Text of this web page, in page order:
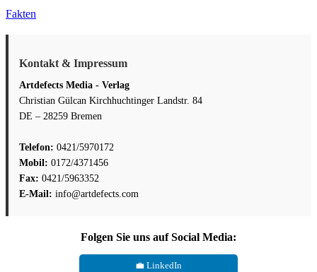
Fakten
Kontakt & Impressum
Artdefects Media - Verlag
Christian Gülcan Kirchhuchtinger Landstr. 84
DE – 28259 Bremen
Telefon: 0421/5970172
Mobil: 0172/4371456
Fax: 0421/5963352
E-Mail: info@artdefects.com
Folgen Sie uns auf Social Media:
💼 LinkedIn